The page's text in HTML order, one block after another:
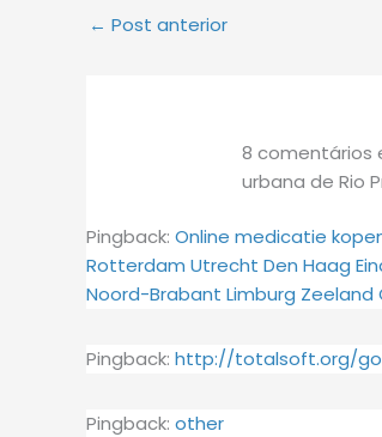
← Post anterior
8 comentários
urbana de Rio
Pingback: Online medicatie
Rotterdam Utrecht Den Haag
Noord-Brabant Limburg
Pingback: http://totalsoft.org/
Pingback: other